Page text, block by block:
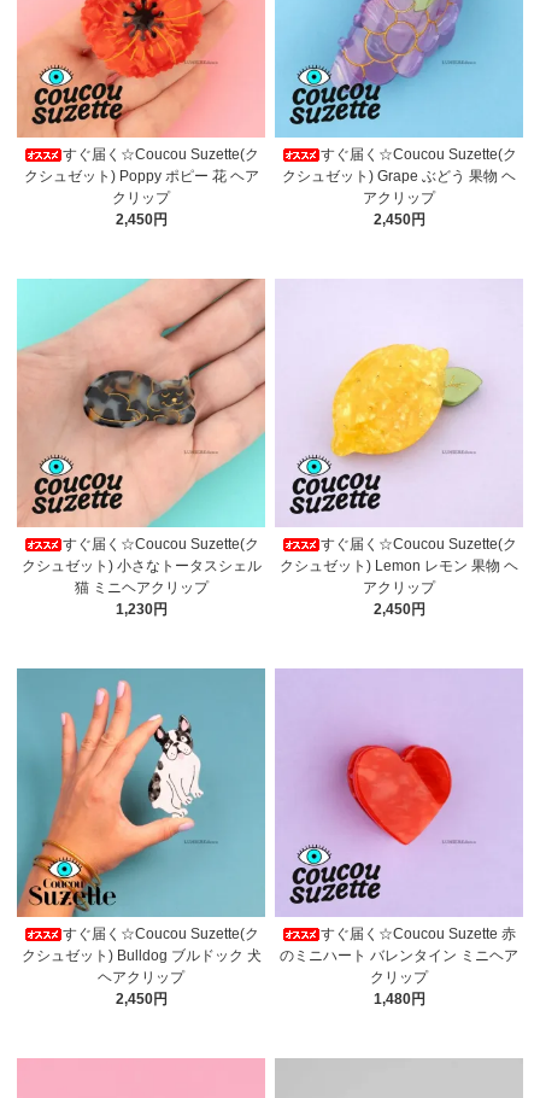
すぐ届く☆Coucou Suzette(ク
クシュゼット) Poppy ポピー 花 ヘア
クリップ
2,450円
すぐ届く☆Coucou Suzette(ク
クシュゼット) Grape ぶどう 果物 ヘ
アクリップ
2,450円
すぐ届く☆Coucou Suzette(ク
クシュゼット) 小さなトータスシェル
猫 ミニヘアクリップ
1,230円
すぐ届く☆Coucou Suzette(ク
クシュゼット) Lemon レモン 果物 ヘ
アクリップ
2,450円
すぐ届く☆Coucou Suzette(ク
クシュゼット) Bulldog ブルドック 犬
ヘアクリップ
2,450円
すぐ届く☆Coucou Suzette 赤
のミニハート バレンタイン ミニヘア
クリップ
1,480円